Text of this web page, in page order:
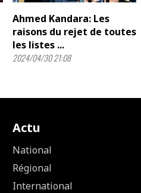
Ahmed Kandara: Les
raisons du rejet de toutes
les listes ...
2024/04/30 21:08
Actu
National
Régional
International